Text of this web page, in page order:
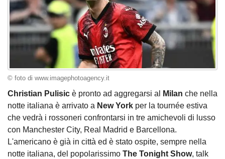
© foto di www.imagephotoagency.it
Christian Pulisic è pronto ad aggregarsi al Milan che nella
notte italiana è arrivato a New York per la tournée estiva
che vedrà i rossoneri confrontarsi in tre amichevoli di lusso
con Manchester City, Real Madrid e Barcellona.
L'americano è già in città ed è stato ospite, sempre nella
notte italiana, del popolarissimo The Tonight Show, talk